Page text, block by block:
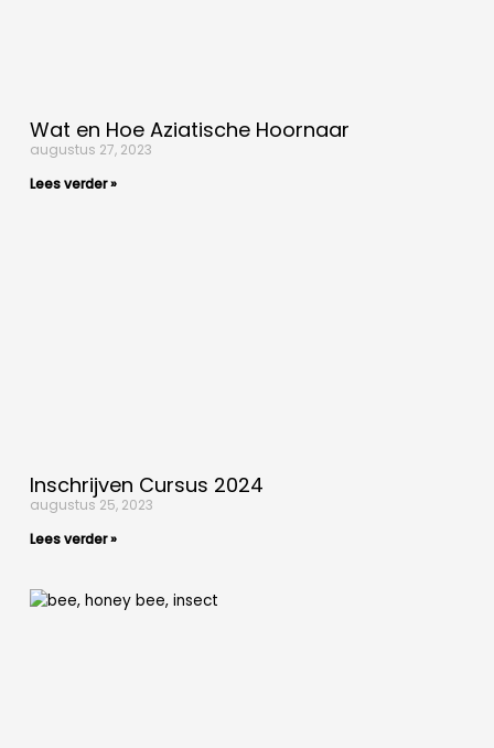
Wat en Hoe Aziatische Hoornaar
augustus 27, 2023
Lees verder »
Inschrijven Cursus 2024
augustus 25, 2023
Lees verder »